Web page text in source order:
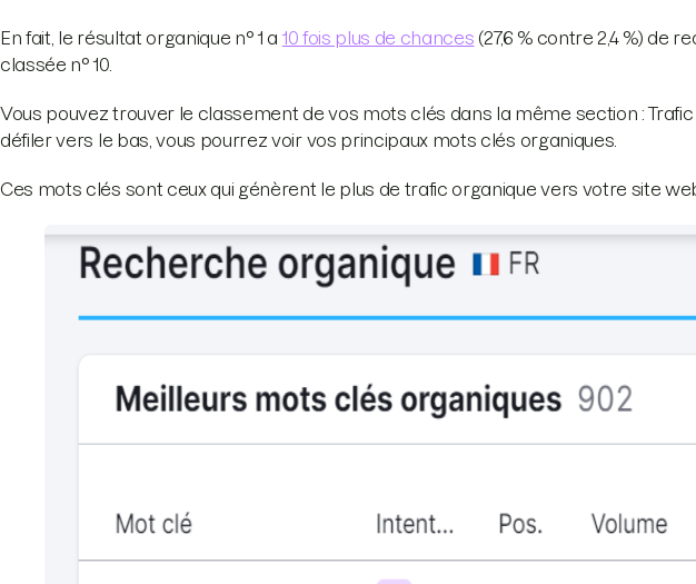
En fait, le résultat organique n° 1 a 10 fois plus de chances (27,6 % contre 2,4 %) de
classée n° 10.
Vous pouvez trouver le classement de vos mots clés dans la même section : Trafic
défiler vers le bas, vous pourrez voir vos principaux mots clés organiques.
Ces mots clés sont ceux qui génèrent le plus de trafic organique vers votre site